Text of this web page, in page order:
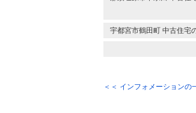
宇都宮市鶴田町 中古住宅
＜＜ インフォメーションの